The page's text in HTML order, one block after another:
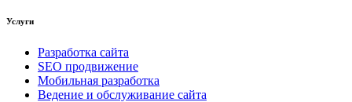
Услуги
Разработка сайта
SEO продвижение
Мобильная разработка
Ведение и обслуживание сайта